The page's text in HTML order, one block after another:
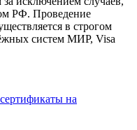
РФ. Проведение
в строгом
систем МИР, Visa
на